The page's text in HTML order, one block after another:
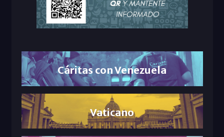
Cáritas con Venezuela
Vaticano